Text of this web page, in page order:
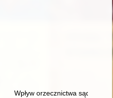
for the self-determination
Wpływ orzecznictwa sądów i